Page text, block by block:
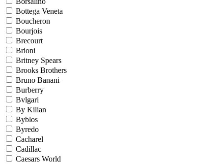
Bottega Veneta
Boucheron
Bourjois
Brecourt
Brioni
Britney Spears
Brooks Brothers
Bruno Banani
Burberry
Bvlgari
By Kilian
Byblos
Byredo
Cacharel
Cadillac
Caesars World